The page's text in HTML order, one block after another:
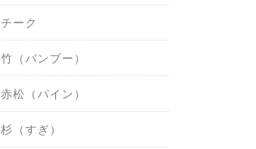
チーク
竹（バンブー）
赤松（パイン）
杉（すぎ）